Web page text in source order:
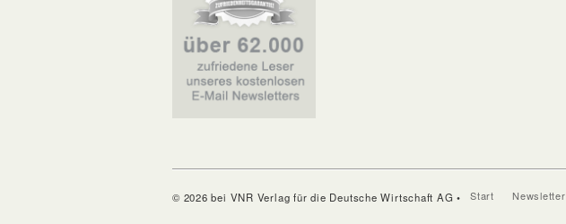
© 2026 bei VNR Verlag für die Deutsche Wirtschaft AG • Start Newsletter